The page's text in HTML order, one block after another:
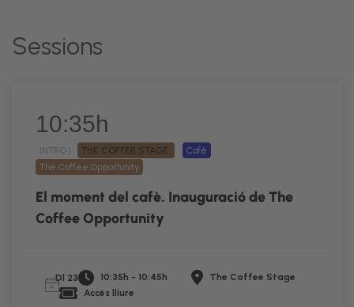
Sessions
10:35h
INTRO | THE COFFEE STAGE
Cafè
The Coffee Opportunity
El moment del cafè. Inauguració de The
Coffee Opportunity
Dl 23 10:35h - 10:45h
The Coffee Stage
Accés lliure